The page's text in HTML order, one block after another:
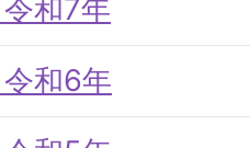
和7年
和6年